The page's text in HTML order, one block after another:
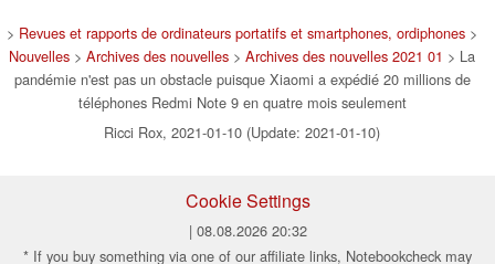
> Revues et rapports de ordinateurs portatifs et smartphones, ordiphones >
Nouvelles > Archives des nouvelles > Archives des nouvelles 2021 01 > La
pandémie n'est pas un obstacle puisque Xiaomi a expédié 20 millions de
téléphones Redmi Note 9 en quatre mois seulement
Ricci Rox, 2021-01-10 (Update: 2021-01-10)
Cookie Settings
| 08.08.2026 20:32
* If you buy something via one of our affiliate links, Notebookcheck may